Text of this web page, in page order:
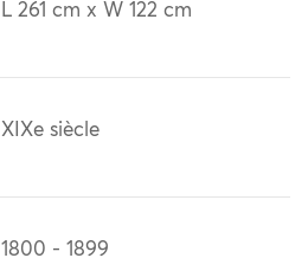
L 261 cm x W 122 cm
XIXe siècle
1800 - 1899